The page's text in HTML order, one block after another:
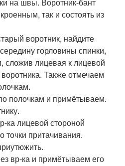
на швы. Воротник-бант
так и состоять из
воротник, найдите
горловины спинки,
сложив лицевая к лицевой
Также отмечаем
полочкам и примётываем.
ка лицевой стороной
точки притачивания.
вр-ка и примётываем его